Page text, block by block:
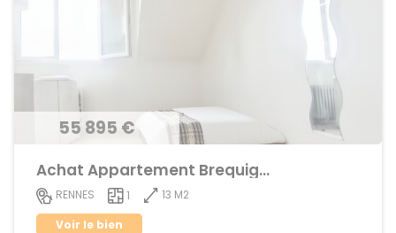
55 895 €
Achat Appartement Brequigny
RENNES 1
13 M2
Voir le bien